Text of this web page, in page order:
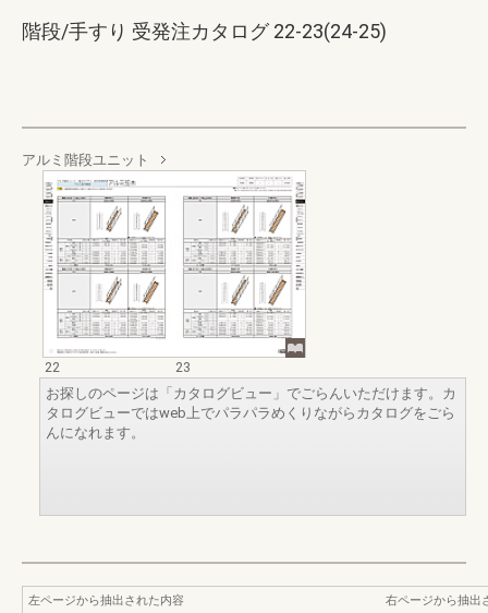
階段/手すり 受発注カタログ 22-23(24-25)
アルミ階段ユニット
22
23
お探しのページは「カタログビュー」でごらんいただけます。カ
タログビューではweb上でパラパラめくりながらカタログをごら
んになれます。
左ページから抽出された内容
右ページから抽出